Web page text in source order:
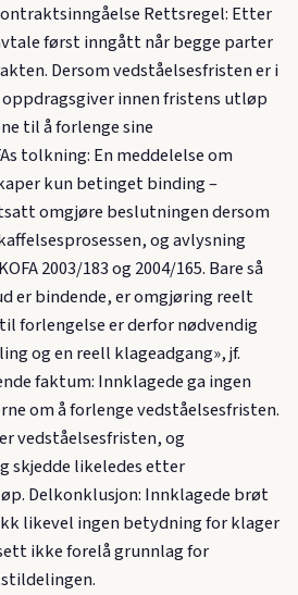
Rettsregel: Etter
først inngått når begge parter
Dersom vedståelsesfristen er i
innen fristens utløp
til å forlenge sine
tolkning: En meddelelse om
kun betinget binding –
omgjøre beslutningen dersom
og avlysning
2003/183 og 2004/165. Bare så
er bindende, er omgjøring reelt
forlengelse er derfor nødvendig
og en reell klageadgang», jf.
faktum: Innklagede ga ingen
om å forlenge vedståelsesfristen.
vedståelsesfristen, og
skjedde likeledes etter
Delkonklusjon: Innklagede brøt
likevel ingen betydning for klager
ikke forelå grunnlag for